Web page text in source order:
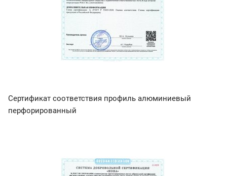
Сертификат соответствия профиль алюминиевый
перфорированный